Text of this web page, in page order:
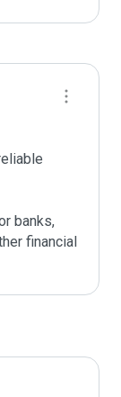
banks,
financial